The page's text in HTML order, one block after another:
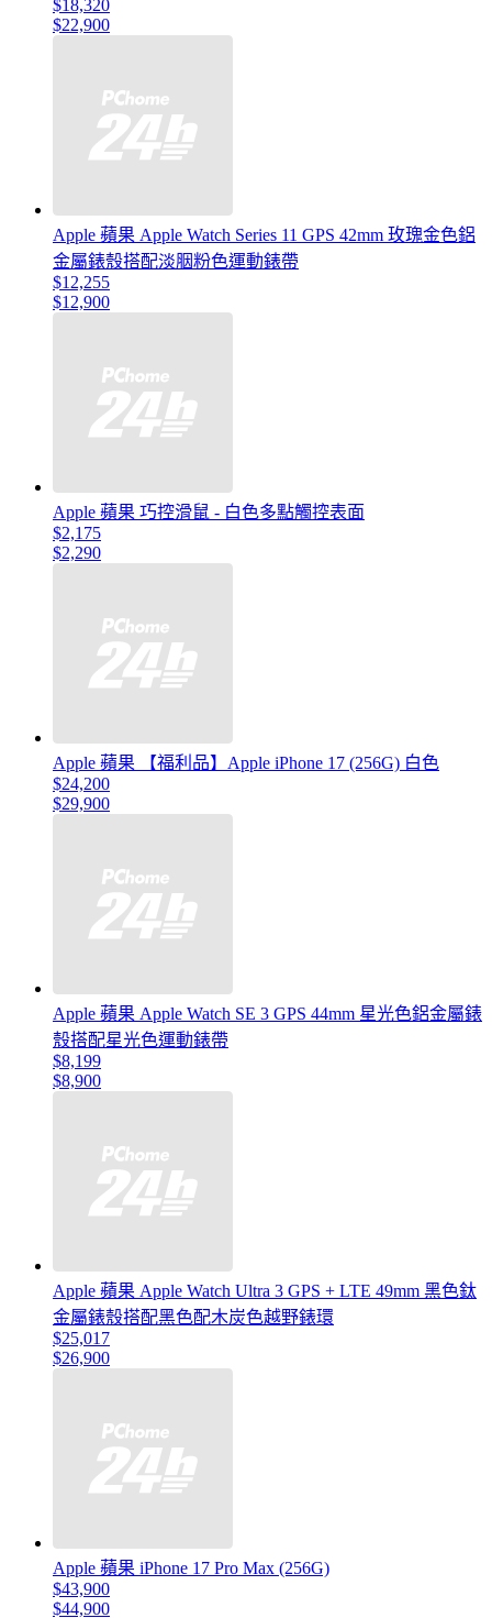
$18,320
$22,900
Apple 蘋果 Apple Watch Series 11 GPS 42mm 玫瑰金色鋁
金屬錶殼搭配淡胭粉色運動錶帶
$12,255
$12,900
Apple 蘋果 巧控滑鼠 - 白色多點觸控表面
$2,175
$2,290
Apple 蘋果 【福利品】Apple iPhone 17 (256G) 白色
$24,200
$29,900
Apple 蘋果 Apple Watch SE 3 GPS 44mm 星光色鋁金屬錶
殼搭配星光色運動錶帶
$8,199
$8,900
Apple 蘋果 Apple Watch Ultra 3 GPS + LTE 49mm 黑色鈦
金屬錶殼搭配黑色配木炭色越野錶環
$25,017
$26,900
Apple 蘋果 iPhone 17 Pro Max (256G)
$43,900
$44,900